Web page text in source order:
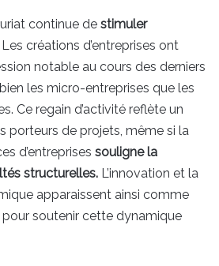
continue de stimuler
Les créations d’entreprises ont
notable au cours des derniers
les micro-entreprises que les
Ce regain d’activité reflète un
porteurs de projets, même si la
d’entreprises souligne la
structurelles. L’innovation et la
apparaissent ainsi comme
soutenir cette dynamique